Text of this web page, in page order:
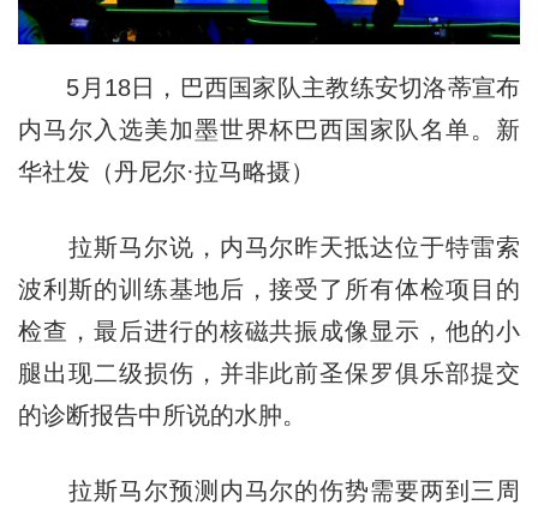
5月18日，巴西国家队主教练安切洛蒂宣布
内马尔入选美加墨世界杯巴西国家队名单。新
华社发（丹尼尔·拉马略摄）
拉斯马尔说，内马尔昨天抵达位于特雷索
波利斯的训练基地后，接受了所有体检项目的
检查，最后进行的核磁共振成像显示，他的小
腿出现二级损伤，并非此前圣保罗俱乐部提交
的诊断报告中所说的水肿。
拉斯马尔预测内马尔的伤势需要两到三周